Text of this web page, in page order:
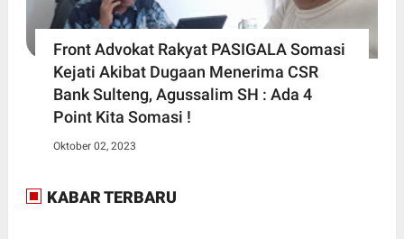
Front Advokat Rakyat PASIGALA Somasi
Kejati Akibat Dugaan Menerima CSR
Bank Sulteng, Agussalim SH : Ada 4
Point Kita Somasi !
Oktober 02, 2023
KABAR TERBARU